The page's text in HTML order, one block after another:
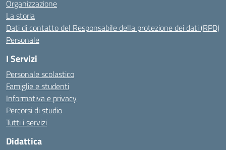
Organizzazione
La storia
Dati di contatto del Responsabile della protezione dei dati (RPD)
Personale
I Servizi
Personale scolastico
Famiglie e studenti
Informativa e privacy
Percorsi di studio
Tutti i servizi
Didattica